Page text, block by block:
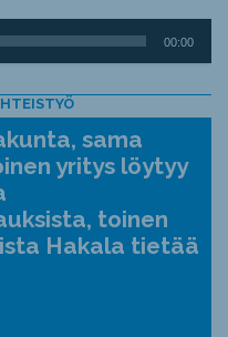
00:00
sama
yritys löytyy
toinen
Hakala tietää